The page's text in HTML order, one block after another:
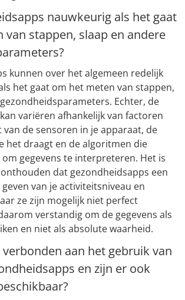
nauwkeurig als het gaat
van stappen, slaap en andere
kunnen over het algemeen redelijk
het gaat om het meten van stappen,
Echter, de
variëren afhankelijk van factoren
van de sensoren in je apparaat, de
het draagt en de algoritmen die
gegevens te interpreteren. Het is
dat gezondheidsapps een
van je activiteitsniveau en
ze zijn mogelijk niet perfect
verstandig om de gegevens als
en niet als absolute waarheid.
aan het gebruik van
en zijn er ook